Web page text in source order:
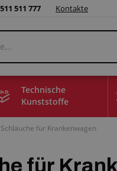
511 777 Kontakte
Technische
Kunststoffe
Schläuche für Krankenwagen
für